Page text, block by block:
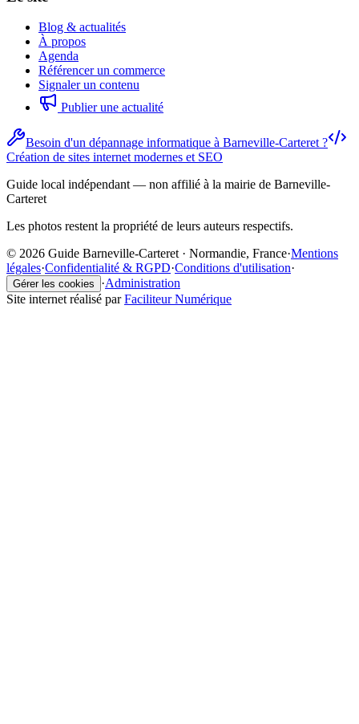
Blog & actualités
À propos
Agenda
Référencer un commerce
Signaler un contenu
Publier une actualité
Besoin d'un dépannage informatique à Barneville-Carteret ?
Création de sites internet modernes et SEO
Guide local indépendant — non affilié à la mairie de Barneville-
Carteret
Les photos restent la propriété de leurs auteurs respectifs.
© 2026 Guide Barneville-Carteret · Normandie, France·Mentions
légales·Confidentialité & RGPD·Conditions d'utilisation·
Gérer les cookies ·Administration
Site internet réalisé par Faciliteur Numérique